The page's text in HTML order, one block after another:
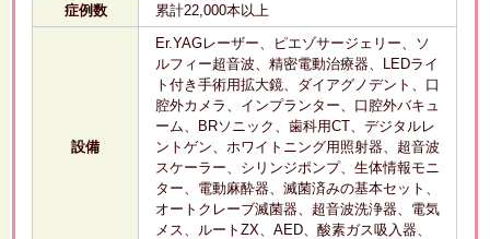
症例数
累計22,000本以上
設備
Er.YAGレーザー、ピエゾサージェリー、ソ
ルフィー超音波、精密電動治療器、LEDライ
ト付き手術用拡大鏡、ダイアグノデント、口
腔外カメラ、インプランター、口腔外バキュ
ーム、BRソニック、歯科用CT、デジタルレ
ントゲン、ホワイトニング用照射器、超音波
スケーラー、シリンジポンプ、生体情報モニ
ター、電動麻酔器、滅菌済みの基本セット、
オートクレーブ滅菌器、超音波洗浄器、電気
メス、ルートZX、AED、酸素ガス吸入器、